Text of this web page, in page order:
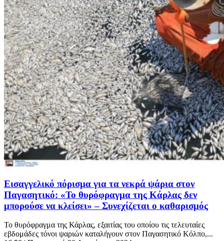
Εισαγγελικό πόρισμα για τα νεκρά ψάρια στον
Παγασητικό: «Το θυρόφραγμα της Κάρλας δεν
μπορούσε να κλείσει» – Συνεχίζεται ο καθαρισμός
Το θυρόφραγμα της Κάρλας, εξαιτίας του οποίου τις τελευταίες
εβδομάδες τόνοι ψαριών καταλήγουν στον Παγασητικό Κόλπο,...